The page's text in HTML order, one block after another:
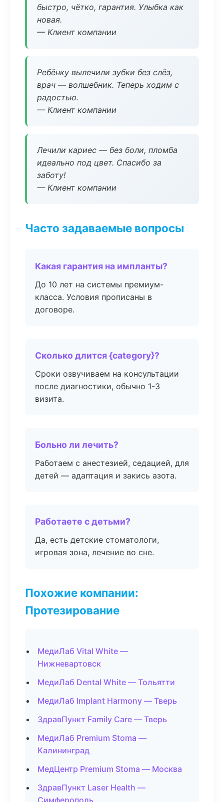
быстро, чётко, гарантия. Улыбка как
новая.
— Клиент компании
Ребёнку вылечили зубки без слёз,
врач — волшебник. Теперь ходим с
радостью.
— Клиент компании
Лечили кариес — без боли, пломба
идеально под цвет. Спасибо за
заботу!
— Клиент компании
Часто задаваемые вопросы
Какая гарантия на импланты?
До 10 лет на системы премиум-
класса. Условия прописаны в
договоре.
Сколько длится {category}?
Сроки озвучиваем на консультации
после диагностики, обычно 1-3
визита.
Больно ли лечить?
Работаем с анестезией, седацией, для
детей — адаптация и закись азота.
Работаете с детьми?
Да, есть детские стоматологи,
игровая зона, лечение во сне.
Похожие компании:
Протезирование
МедиЛаб Vital White —
Нижневартовск
МедиЛаб Dental White — Тольятти
МедиЛаб Implant Harmony — Тверь
ЗдравПункт Family Care — Тверь
МедиЛаб Premium Stoma —
Калининград
МедЦентр Premium Stoma — Москва
ЗдравПункт Laser Health —
Симферополь